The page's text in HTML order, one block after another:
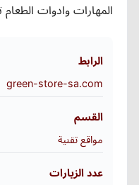
المهارات وادوات
الرابط
green-store-sa.com
القسم
مواقع تقنية
عدد الزيارات